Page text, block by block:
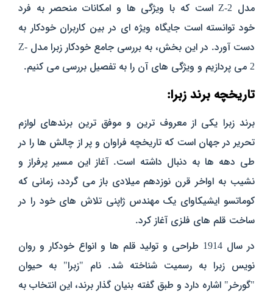
مدل Z-2 است که با ویژگی‌ ها و امکانات منحصر به فرد
خود توانسته است جایگاه ویژه‌ ای در بین کاربران خودکار به
دست آورد. در این بخش، به بررسی جامع خودکار زبرا مدل Z-
2 می‌ پردازیم و ویژگی‌ های آن را به تفصیل بررسی می‌ کنیم.
تاریخچه برند زبرا:
برند زبرا یکی از معروف‌ ترین و موفق‌ ترین برندهای لوازم
تحریر در جهان است که تاریخچه‌ فراوان و پر از چالش‌ ها را در
طی دهه‌ ها به دنبال داشته است. آغاز این مسیر پرفراز و
نشیب به اواخر قرن نوزدهم میلادی باز می‌ گردد، زمانی که
کوماتسو ایشیکاوای یک مهندس ژاپنی تلاش‌ های خود را در
ساخت قلم‌ های فلزی آغاز کرد.
در سال 1914 طراحی و تولید قلم‌ ها و انواع خودکار و روان
نویس زبرا به رسمیت شناخته شد. نام "زبرا" به حیوان
"گورخر" اشاره دارد و طبق گفته بنیان‌ گذار برند، این انتخاب به